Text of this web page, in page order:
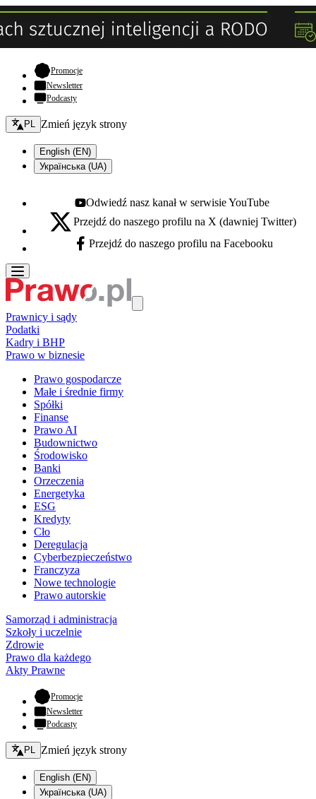
Promocje- otwiera się w nowej karcie
Newsletter
Podcasty
Zmień język - bieżący:
PL Zmień język strony
English (EN)
Українська (UA)
Youtube - otwiera się w nowej karcie
Odwiedź nasz kanał w serwisie YouTube
X - otwiera się w nowej karcie
Przejdź do naszego profilu na X (dawniej Twitter)
Facebook - otwiera się w nowej karcie
Przejdź do naszego profilu na Facebooku
Prawnicy i sądy
Podatki
Kadry i BHP
Prawo w biznesie
Prawo gospodarcze
Małe i średnie firmy
Spółki
Finanse
Prawo AI
Budownictwo
Środowisko
Banki
Orzeczenia
Energetyka
ESG
Kredyty
Cło
Deregulacja
Cyberbezpieczeństwo
Franczyza
Nowe technologie
Prawo autorskie
Samorząd i administracja
Szkoły i uczelnie
Zdrowie
Prawo dla każdego
Akty Prawne
Promocje- otwiera się w nowej karcie
Newsletter
Podcasty
Zmień język - bieżący:
PL Zmień język strony
English (EN)
Українська (UA)